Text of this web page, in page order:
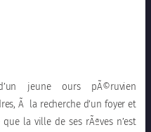
jeune ours pÃ©ruvien
Ã la recherche d’un foyer et
la ville de ses rÃªves n’est